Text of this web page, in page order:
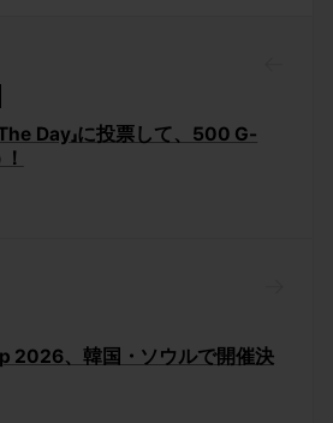
Day」に投票して、500 G-
2026、韓国・ソウルで開催決